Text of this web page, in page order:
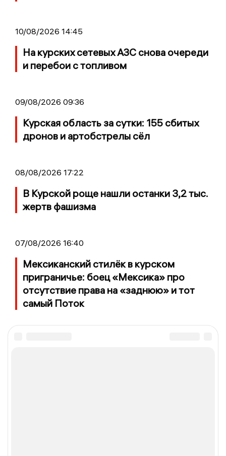
10/08/2026 14:45
На курских сетевых АЗС снова очереди
и перебои с топливом
09/08/2026 09:36
Курская область за сутки: 155 сбитых
дронов и артобстрелы сёл
08/08/2026 17:22
В Курской роще нашли останки 3,2 тыс.
жертв фашизма
07/08/2026 16:40
Мексиканский стилёк в курском
приграничье: боец «Мексика» про
отсутствие права на «заднюю» и тот
самый Поток